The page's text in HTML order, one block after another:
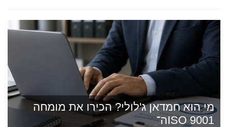
מי הוא חמדאן ג'לולי? הכירו את מומחה
ה־ISO 9001